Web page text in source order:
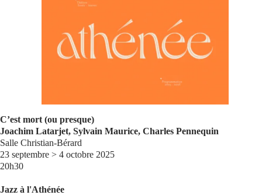
Abonnement▼
C’est mort (ou presque)
Joachim Latarjet, Sylvain Maurice, Charles Pennequin
Salle Christian-Bérard
23 septembre > 4 octobre 2025
20h30
Jazz à l'Athénée